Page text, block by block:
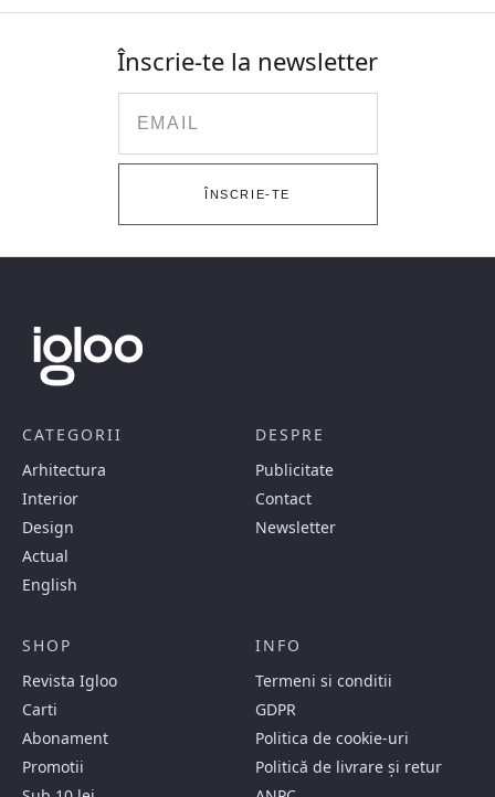
Înscrie-te la newsletter
ÎNSCRIE-TE
CATEGORII
Arhitectura
Interior
Design
Actual
English
DESPRE
Publicitate
Contact
Newsletter
SHOP
Revista Igloo
Carti
Abonament
Promotii
INFO
Termeni si conditii
GDPR
Politica de cookie-uri
Politică de livrare și retur